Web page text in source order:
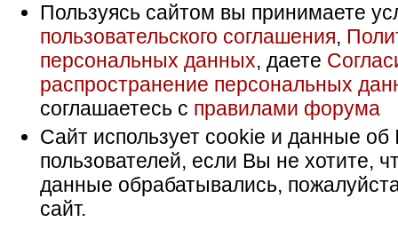
Пользуясь сайтом вы принимаете
пользовательского соглашения,
персональных данных, даете
распространение персональных
соглашаетесь с правилами форума
Сайт использует cookie и данные об
пользователей, если Вы не хотите,
данные обрабатывались,
сайт.